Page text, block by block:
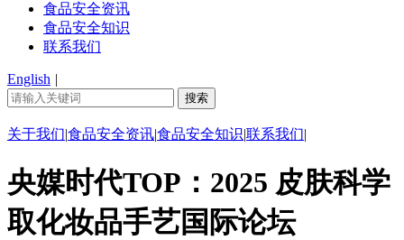
食品安全资讯
食品安全知识
联系我们
English |
关于我们|食品安全资讯|食品安全知识|联系我们|
央媒时代TOP：2025 皮肤科学
取化妆品手艺国际论坛